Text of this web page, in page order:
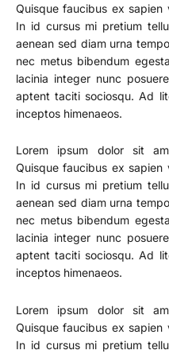
Quisque faucibus ex sapien
In id cursus mi pretium
aenean sed diam urna
nec metus bibendum
lacinia integer nunc
aptent taciti sociosqu. Ad
inceptos himenaeos.
Lorem ipsum dolor sit
Quisque faucibus ex sapien
In id cursus mi pretium
aenean sed diam urna
nec metus bibendum
lacinia integer nunc
aptent taciti sociosqu. Ad
inceptos himenaeos.
Lorem ipsum dolor sit
Quisque faucibus ex sapien
In id cursus mi pretium